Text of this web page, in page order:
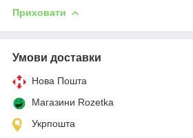
Приховати
Умови доставки
Нова Пошта
Магазини Rozetka
Укрпошта